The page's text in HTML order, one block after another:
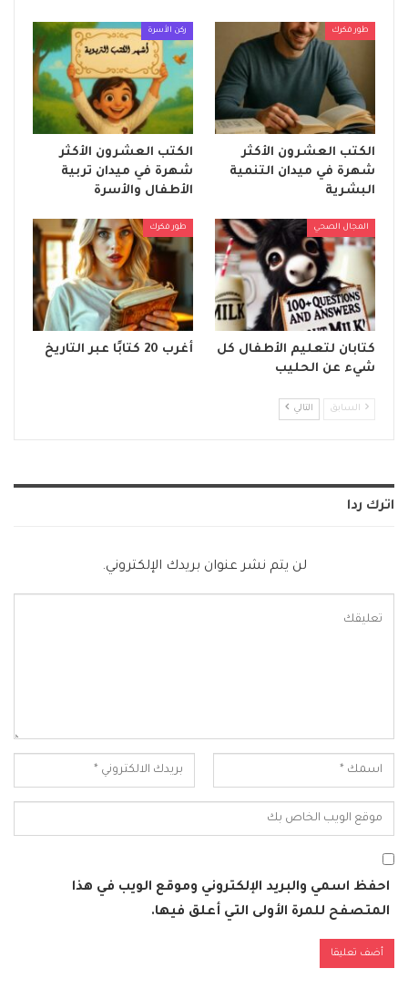
طور فكرك
الكتب العشرون الأكثر
شهرة في ميدان التنمية
البشرية
ركن الأسرة
الكتب العشرون الأكثر
شهرة في ميدان تربية
الأطفال والأسرة
المجال الصحي
كتابان لتعليم الأطفال كل
شيء عن الحليب
طور فكرك
أغرب 20 كتابًا عبر التاريخ
السابق التالي
اترك ردا
لن يتم نشر عنوان بريدك الإلكتروني.
احفظ اسمي والبريد الإلكتروني وموقع الويب في هذا
المتصفح للمرة الأولى التي أعلق فيها.